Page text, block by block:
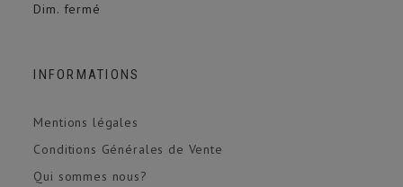
Dim. fermé
INFORMATIONS
Mentions légales
Conditions Générales de Vente
Qui sommes nous?